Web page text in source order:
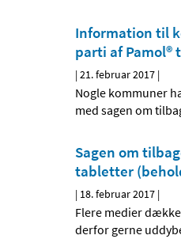
Information til
parti af Pamol®
|21. februar 2017 |
Nogle kommuner
med sagen om
Sagen om
tabletter
| 18. februar 2017 |
Flere medier
derfor gerne